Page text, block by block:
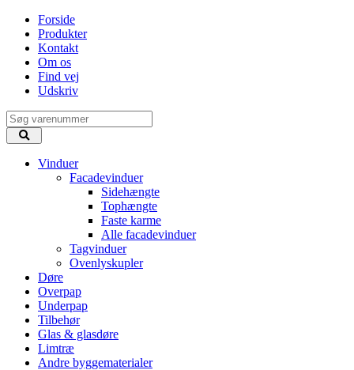
Forside
Produkter
Kontakt
Om os
Find vej
Udskriv
Vinduer
Facadevinduer
Sidehængte
Tophængte
Faste karme
Alle facadevinduer
Tagvinduer
Ovenlyskupler
Døre
Overpap
Underpap
Tilbehør
Glas & glasdøre
Limtræ
Andre byggematerialer